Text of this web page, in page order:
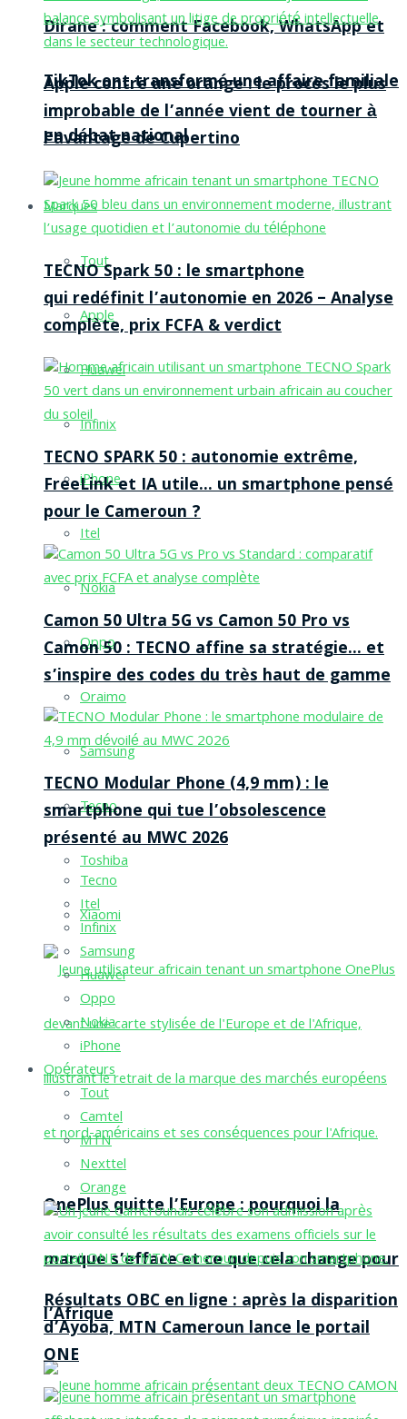
Dirane : comment Facebook, WhatsApp et
TikTok ont transformé une affaire familiale
en débat national
Marques
Tout
Apple
Huawei
Infinix
iPhone
Itel
Nokia
Oppo
Oraimo
Samsung
Tecno
Toshiba
Xiaomi
OnePlus quitte l’Europe : pourquoi la
marque s’efface et ce que cela change pour
l’Afrique
Apple contre une orange : le procès le plus
improbable de l’année vient de tourner à
l’avantage de Cupertino
TECNO Spark 50 : le smartphone
qui redéfinit l’autonomie en 2026 – Analyse
complète, prix FCFA & verdict
TECNO SPARK 50 : autonomie extrême,
FreeLink et IA utile… un smartphone pensé
pour le Cameroun ?
Camon 50 Ultra 5G vs Camon 50 Pro vs
Camon 50 : TECNO affine sa stratégie… et
s’inspire des codes du très haut de gamme
TECNO Modular Phone (4,9 mm) : le
smartphone qui tue l’obsolescence
présenté au MWC 2026
Tecno
Itel
Infinix
Samsung
Huawei
Oppo
Nokia
iPhone
Opérateurs
Tout
Camtel
MTN
Nexttel
Orange
Résultats OBC en ligne : après la disparition
d’Ayoba, MTN Cameroun lance le portail
ONE